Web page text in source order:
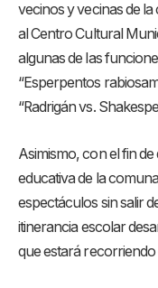
vecinos y vecinas de
al Centro Cultural
algunas de las
“Esperpentos
“Radrigán vs.
Asimismo, con el fin
educativa de la
espectáculos sin salir
itinerancia escolar
que estará